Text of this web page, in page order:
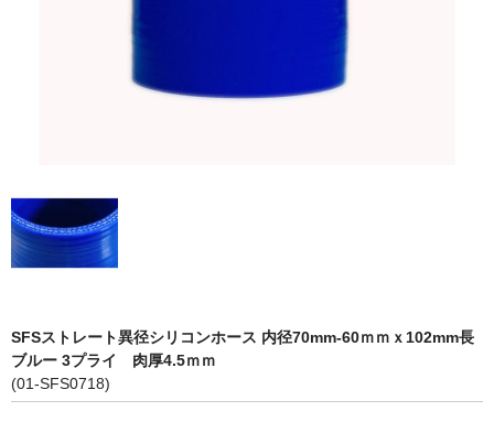
FUNK MOTORSPORT
Contact form
Sitemap
SFSストレート異径シリコンホース 内径70mm-60ｍｍｘ102mm長
ブルー 3プライ 肉厚4.5ｍｍ
(01-SFS0718)